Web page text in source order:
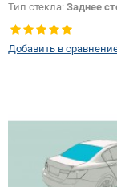
Тип стекла: Заднее
Добавить в